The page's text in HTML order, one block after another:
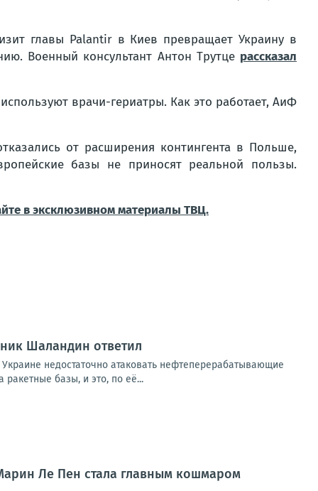
главы Palantir в Киев превращает Украину в
Военный консультант Антон Трутце рассказал
врачи-гериатры. Как это работает, АиФ
от расширения контингента в Польше,
базы не приносят реальной пользы.
в эксклюзивном материалы ТВЦ.
Шаландин ответил
недостаточно атаковать нефтеперерабатывающие
базы, и это, по её...
Ле Пен стала главным кошмаром